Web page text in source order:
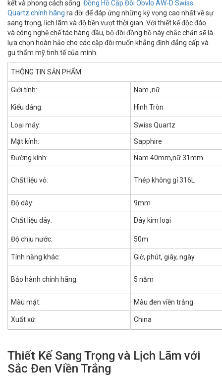
kết và phong cách sống. Đồng Hồ Cặp Đôi Obvlo AW-D Swiss
Quartz chính hãng ra đời để đáp ứng những kỳ vọng cao nhất về sự
sang trọng, lịch lãm và độ bền vượt thời gian. Với thiết kế độc đáo
và công nghệ chế tác hàng đầu, bộ đôi đồng hồ này chắc chắn sẽ là
lựa chọn hoàn hảo cho các cặp đôi muốn khẳng định đẳng cấp và
gu thẩm mỹ tinh tế của mình.
THÔNG TIN SẢN PHẨM
Giới tính: Nam ,nữ
Kiểu dáng: Hình Tròn
Loại máy: Swiss Quartz
Mặt kính: Sapphire
Đường kính: Nam 40mm,nữ 31mm
Chất liệu vỏ: Thép không gỉ 316L
Độ dày: 9mm
Chất liệu dây: Dây kim loại
Độ chịu nước: 50m
Tính năng khác: Giờ, phút, giây, ngày
Bảo hành chính hãng: 5 năm
Màu mặt: Màu đen viền trắng
Xuất xứ: China
Thiết Kế Sang Trọng và Lịch Lãm với
Sắc Đen Viền Trắng